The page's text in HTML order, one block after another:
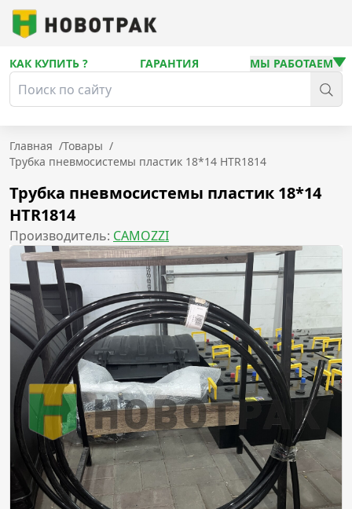
КАК КУПИТЬ ? ГАРАНТИЯ МЫ РАБОТАЕМ
Главная /Товары /
Трубка пневмосистемы пластик 18*14 HTR1814
Трубка пневмосистемы пластик 18*14
HTR1814
Производитель: CAMOZZI